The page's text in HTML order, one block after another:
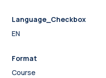
Language_Checkbox
EN
Format
Course